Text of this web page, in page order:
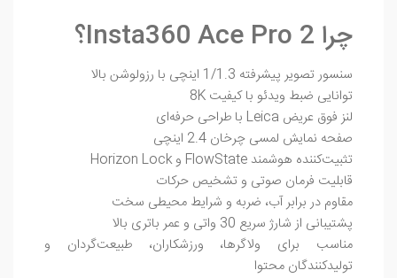
چرا Insta360 Ace Pro 2؟
سنسور تصویر پیشرفته 1/1.3 اینچی با رزولوشن بالا
توانایی ضبط ویدئو با کیفیت 8K
لنز فوق عریض Leica با طراحی حرفه‌ای
صفحه نمایش لمسی چرخان 2.4 اینچی
تثبیت‌کننده هوشمند FlowState و Horizon Lock
قابلیت فرمان صوتی و تشخیص حرکات
مقاوم در برابر آب، ضربه و شرایط محیطی سخت
پشتیبانی از شارژ سریع 30 واتی و عمر باتری بالا
مناسب برای ولاگرها، ورزشکاران، طبیعت‌گردان و
تولیدکنندگان محتوا